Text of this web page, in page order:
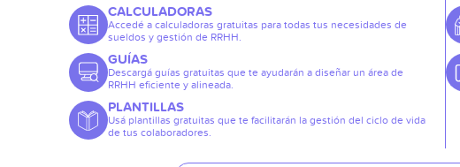
CALCULADORAS
Accedé a calculadoras gratuitas para todas tus necesidades de
sueldos y gestión de RRHH.
GUÍAS
Descargá guías gratuitas que te ayudarán a diseñar un área de
RRHH eficiente y alineada.
PLANTILLAS
Usá plantillas gratuitas que te facilitarán la gestión del ciclo de vida
de tus colaboradores.